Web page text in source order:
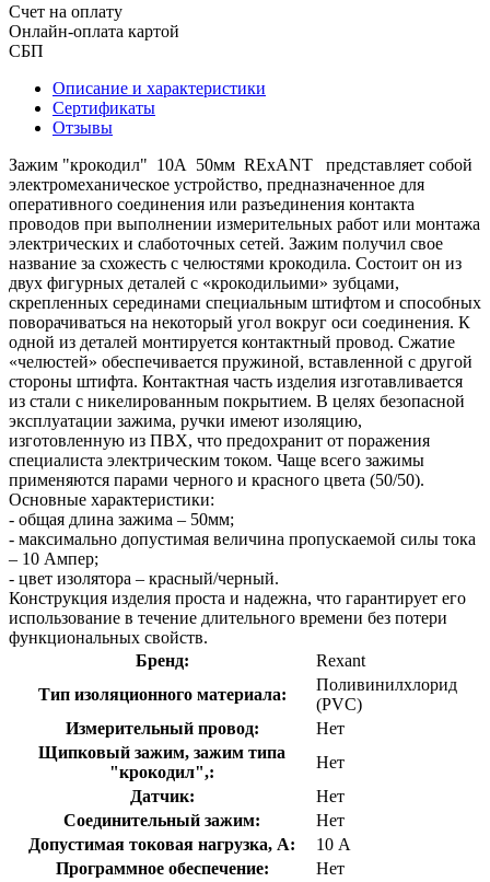
Счет на оплату
Онлайн-оплата картой
СБП
Описание и характеристики
Сертификаты
Отзывы
Зажим "крокодил" 10А 50мм REхANT представляет собой
электромеханическое устройство, предназначенное для
оперативного соединения или разъединения контакта
проводов при выполнении измерительных работ или монтажа
электрических и слаботочных сетей. Зажим получил свое
название за схожесть с челюстями крокодила. Состоит он из
двух фигурных деталей с «крокодильими» зубцами,
скрепленных серединами специальным штифтом и способных
поворачиваться на некоторый угол вокруг оси соединения. К
одной из деталей монтируется контактный провод. Сжатие
«челюстей» обеспечивается пружиной, вставленной с другой
стороны штифта. Контактная часть изделия изготавливается
из стали с никелированным покрытием. В целях безопасной
эксплуатации зажима, ручки имеют изоляцию,
изготовленную из ПВХ, что предохранит от поражения
специалиста электрическим током. Чаще всего зажимы
применяются парами черного и красного цвета (50/50).
Основные характеристики:
- общая длина зажима – 50мм;
- максимально допустимая величина пропускаемой силы тока
– 10 Ампер;
- цвет изолятора – красный/черный.
Конструкция изделия проста и надежна, что гарантирует его
использование в течение длительного времени без потери
функциональных свойств.
Бренд:
Rexant
Тип изоляционного материала:
Поливинилхлорид
(PVC)
Измерительный провод:
Нет
Щипковый зажим, зажим типа
"крокодил",:
Нет
Датчик:
Нет
Соединительный зажим:
Нет
Допустимая токовая нагрузка, А:
10 А
Программное обеспечение:
Нет